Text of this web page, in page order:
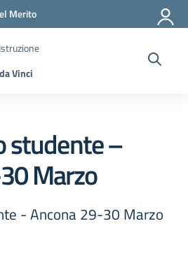
Merito
Vinci
studente –
Marzo
- Ancona 29-30 Marzo